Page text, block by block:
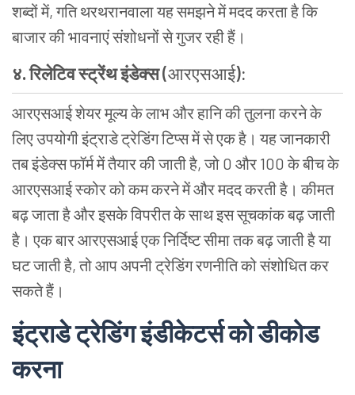
शब्दोंमें,गति थरथरानवालायहसमझनेमेंमददकरताहैकि
बाजारकीभावनाएंसंशोधनोंसेगुजररहीहैं।
४.रिलेटिवस्ट्रेंथइंडेक्स(आरएसआई):
आरएसआईशेयरमूल्यकेलाभऔरहानिकीतुलनाकरनेके
लिएउपयोगीइंट्राडेट्रेडिंगटिप्समेंसेएकहै। यहजानकारी
तबइंडेक्सफॉर्ममेंतैयारकीजातीहै,जो 0 और 100केबीचके
आरएसआईस्कोरकोकमकरनेमेंऔरमददकरतीहै। कीमत
बढ़जाताहैऔरइसकेविपरीतकेसाथइससूचकांकबढ़जाती
है। एकबारआरएसआईएकनिर्दिष्टसीमातकबढ़जातीहैया
घटजातीहै,तोआपअपनीट्रेडिंगरणनीतिकोसंशोधितकर
सकतेहैं।
इंट्राडेट्रेडिंगइंडीकेटर्सकोडीकोड
करना